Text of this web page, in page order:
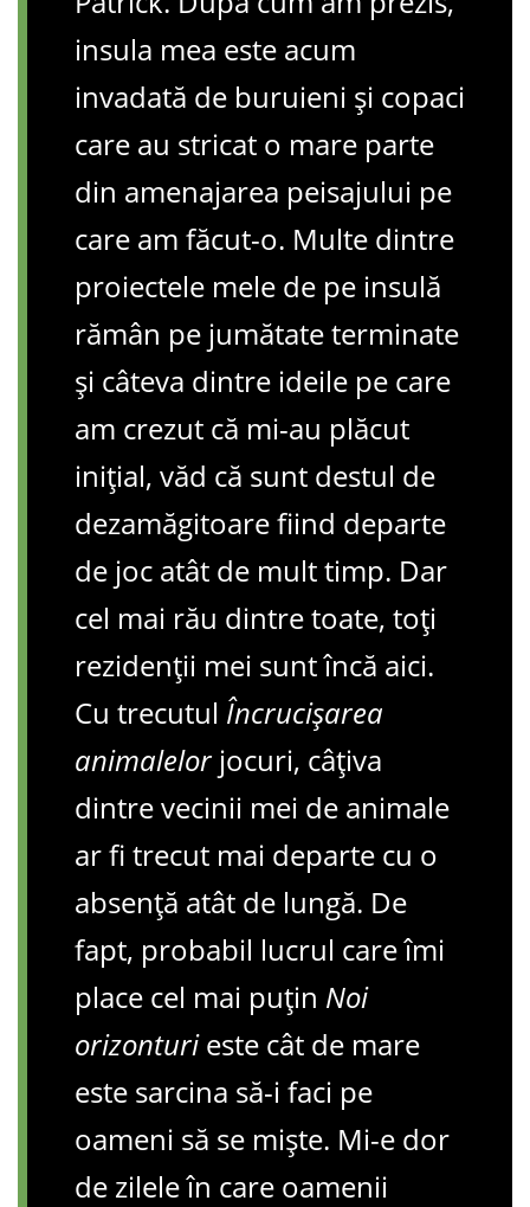
insula mea este acum
invadată de buruieni și copaci
care au stricat o mare parte
din amenajarea peisajului pe
care am făcut-o. Multe dintre
proiectele mele de pe insulă
rămân pe jumătate terminate
și câteva dintre ideile pe care
am crezut că mi-au plăcut
inițial, văd că sunt destul de
dezamăgitoare fiind departe
de joc atât de mult timp. Dar
cel mai rău dintre toate, toți
rezidenții mei sunt încă aici.
Cu trecutul Încrucișarea
animalelorjocuri, câțiva
dintre vecinii mei de animale
ar fi trecut mai departe cu o
absență atât de lungă. De
fapt, probabil lucrul care îmi
place cel mai puțin Noi
orizonturieste cât de mare
este sarcina să-i faci pe
oameni să se miște. Mi-e dor
de zilele în care oamenii